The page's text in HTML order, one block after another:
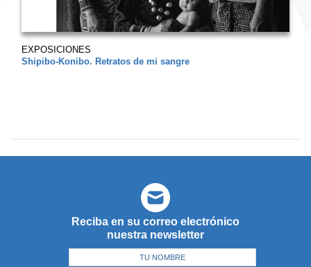
EXPOSICIONES
Shipibo-Konibo. Retratos de mi sangre
Reciba en su correo electrónico
nuestra newsletter